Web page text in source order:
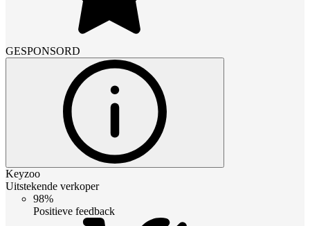
GESPONSORD
Keyzoo
Uitstekende verkoper
98%
Positieve feedback